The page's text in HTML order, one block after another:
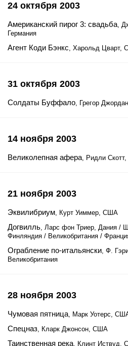
24 октября 2003
Американский пирог 3: свадьба,
Германия
Агент Коди Бэнкс, Харольд Цварт,
31 октября 2003
Солдаты Буффало, Грегор
14 ноября 2003
Великолепная афера, Ридли
21 ноября 2003
Эквилибриум, Курт Уиммер, США
Догвилль, Ларс фон Триер, Дания /
Финляндия / Великобритания /
Ограбление по-итальянски, Ф.
Великобритания
28 ноября 2003
Чумовая пятница, Марк Уотерс,
Спецназ, Кларк Джонсон, США
Таинственная река, Клинт Иствуд,